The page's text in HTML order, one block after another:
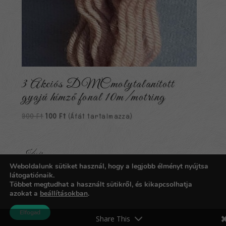
3 Akciós DMCmolytalanított
gyajú hímző fonal 10m/motring
300Ft Original
100 FtCurrent
(Áfát tartalmazza)
Kosár
Nincsenek termékek a kosárban.
Copyright © 2026
Weboldalunk sütiket használ, hogy a legjobb élményt nyújtsa
látogatiónaik.
Többet megtudhat a használt sütikről, és kikapcsolhatja
azokat a beállításokban.
Elfogad
Share This
https://www.adelaidemarble.com.au/slot-bonus-new-member/